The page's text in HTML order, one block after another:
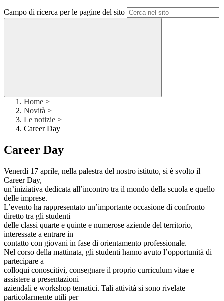
Campo di ricerca per le pagine del sito
Home >
Novità >
Le notizie >
Career Day
Career Day
Venerdì 17 aprile, nella palestra del nostro istituto, si è svolto il
Career Day,
un’iniziativa dedicata all’incontro tra il mondo della scuola e quello
delle imprese.
L’evento ha rappresentato un’importante occasione di confronto
diretto tra gli studenti
delle classi quarte e quinte e numerose aziende del territorio,
interessate a entrare in
contatto con giovani in fase di orientamento professionale.
Nel corso della mattinata, gli studenti hanno avuto l’opportunità di
partecipare a
colloqui conoscitivi, consegnare il proprio curriculum vitae e
assistere a presentazioni
aziendali e workshop tematici. Tali attività si sono rivelate
particolarmente utili per